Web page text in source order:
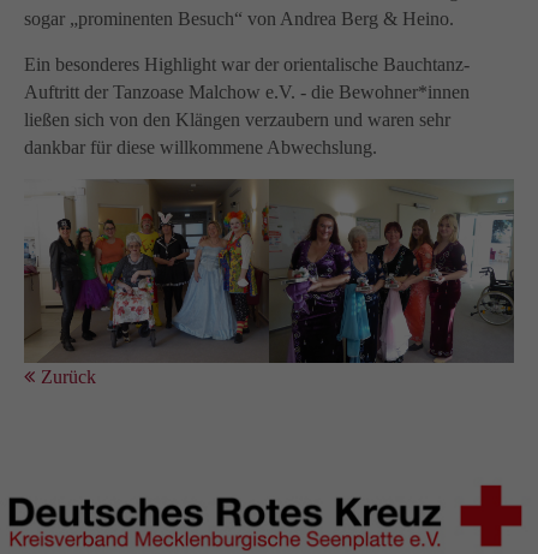
sogar „prominenten Besuch“ von Andrea Berg & Heino.
Ein besonderes Highlight war der orientalische Bauchtanz-
Auftritt der Tanzoase Malchow e.V. - die Bewohner*innen
ließen sich von den Klängen verzaubern und waren sehr
dankbar für diese willkommene Abwechslung.
Zurück